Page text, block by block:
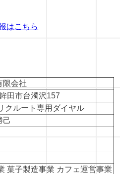
はこちら
限会社
田市台濁沢157
ルート専用ダイヤル
己
菓子製造事業 カフェ運営事業